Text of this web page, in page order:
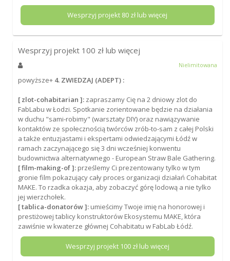
Wesprzyj projekt 80 zł lub więcej
Wesprzyj projekt 100 zł lub więcej
Nielimitowana
powyższe+ 4. ZWIEDZAJ (ADEPT) :
[ zlot-cohabitarian ]:zapraszamy Cię na 2 dniowy zlot do
FabLabu w Łodzi. Spotkanie zorientowane będzie na działania
w duchu "sami-robimy" (warsztaty DIY) oraz nawiązywanie
kontaktów ze społecznością twórców zrób-to-sam z całej Polski
a także entuzjastami i ekspertami odwiedzającymi Łódź w
ramach zaczynającego się 3 dni wcześniej konwentu
budownictwa alternatywnego - European Straw Bale Gathering.
[ film-making-of ]:prześlemy Ci prezentowany tylko w tym
gronie film pokazujący cały proces organizacji działań Cohabitat
MAKE. To rzadka okazja, aby zobaczyć górę lodową a nie tylko
jej wierzchołek.
[ tablica-donatorów ]:umieścimy Twoje imię na honorowej i
prestiżowej tablicy konstruktorów Ekosystemu MAKE, która
zawiśnie w kwaterze głównej Cohabitatu w FabLab Łódź.
Wesprzyj projekt 100zł lub więcej